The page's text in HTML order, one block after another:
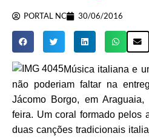
PORTAL NC 30/06/2016
Música italiana e
não poderiam faltar na
Jácomo Borgo, em
feira. Um coral formado pelos
duas canções tradicionais